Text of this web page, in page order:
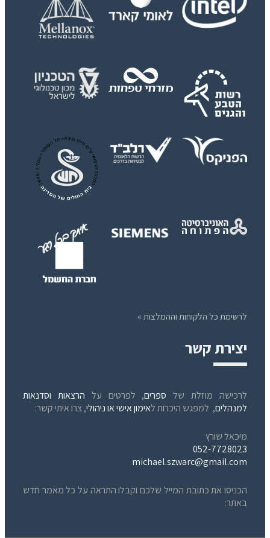
לרשימת כל הלקוחות וההמלצות »
יצירת קשר
לרכישה מוזלת של ספרים, לפרטים על הרצאות וסדנאות
למנהלים, למפגש היכרות לאימון אישי או ניהולי, צרו איתי קשר:
מיכאל שורץ
052-7728023
michael.szwarc@gmail.com
הכניסו את כתובת המייל שלכם וקבלו התראה על כל מאמר חדש
באתר: